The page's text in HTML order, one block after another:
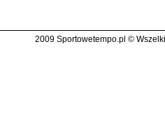
2009 Sportowetempo.pl ©